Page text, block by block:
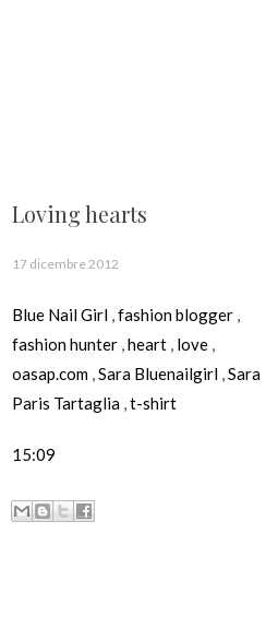
Loving hearts
17 dicembre 2012
Blue Nail Girl ,fashion blogger ,
fashion hunter ,heart , love ,
oasap.com ,Sara Bluenailgirl ,Sara
Paris Tartaglia ,t-shirt
15:09